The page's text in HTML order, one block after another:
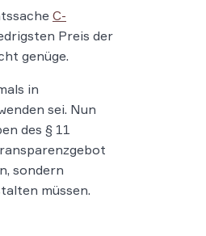
C-
Preis der
genüge.
in
sei. Nun
des § 11
sondern
müssen.